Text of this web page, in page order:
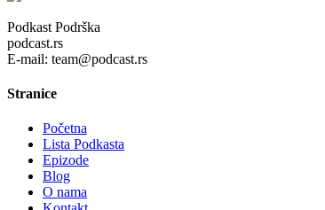
Podkast Podrška
podcast.rs
E-mail: team@podcast.rs
Stranice
Početna
Lista Podkasta
Epizode
Blog
O nama